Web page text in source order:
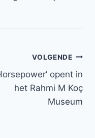
VOLGENDE
opent in
het Rahmi M Koç
Museum